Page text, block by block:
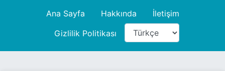
Ana Sayfa Hakkında
İletişim
Gizlilik Politikası